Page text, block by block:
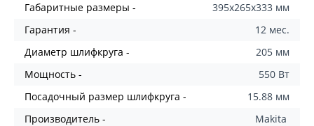
Габаритные размеры -
395x265x333 мм
Гарантия -
12 мес.
Диаметр шлифкруга -
205 мм
Мощность -
550 Вт
Посадочный размер шлифкруга -
15.88 мм
Производитель -
Makita